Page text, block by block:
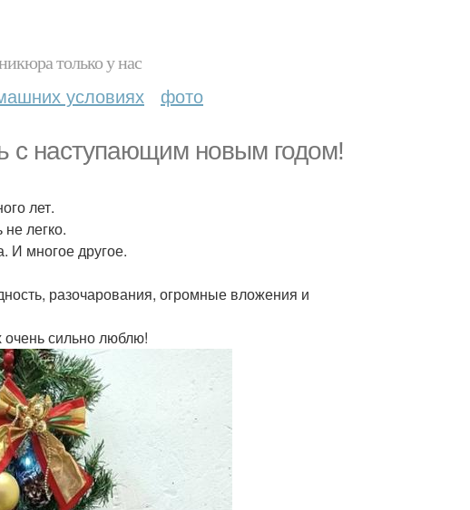
только у нас
условиях фото
с наступающим новым годом!
лет.
легко.
И многое другое.
разочарования, огромные вложения и
сильно люблю!